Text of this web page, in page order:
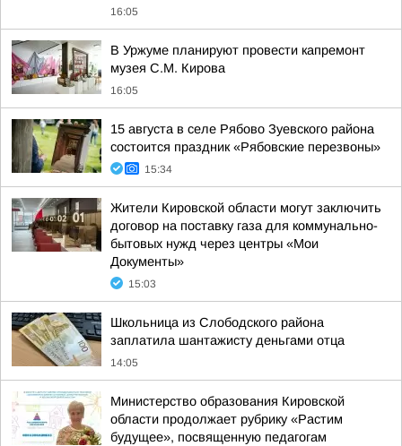
16:05
В Уржуме планируют провести капремонт
музея С.М. Кирова
16:05
15 августа в селе Рябово Зуевского района
состоится праздник «Рябовские перезвоны»
15:34
Жители Кировской области могут заключить
договор на поставку газа для коммунально-
бытовых нужд через центры «Мои
Документы»
15:03
Школьница из Слободского района
заплатила шантажисту деньгами отца
14:05
Министерство образования Кировской
области продолжает рубрику «Растим
будущее», посвященную педагогам